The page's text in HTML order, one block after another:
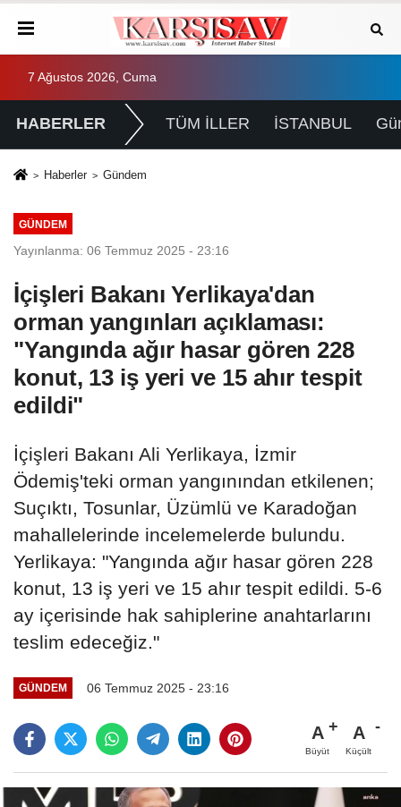
7 Ağustos 2026, Cuma
HABERLER TÜM İLLER İSTANBUL
Haberler Gündem
GÜNDEM
Yayınlanma: 06 Temmuz 2025 - 23:16
İçişleri Bakanı Yerlikaya'dan
orman yangınları açıklaması:
"Yangında ağır hasar gören 228
konut, 13 iş yeri ve 15 ahır tespit
edildi"
İçişleri Bakanı Ali Yerlikaya, İzmir
Ödemiş'teki orman yangınından etkilenen;
Suçıktı, Tosunlar, Üzümlü ve Karadoğan
mahallelerinde incelemelerde bulundu.
Yerlikaya: "Yangında ağır hasar gören 228
konut, 13 iş yeri ve 15 ahır tespit edildi. 5-6
ay içerisinde hak sahiplerine anahtarlarını
teslim edeceğiz."
GÜNDEM 06 Temmuz 2025 - 23:16
A
Büyüt
A
Küçült